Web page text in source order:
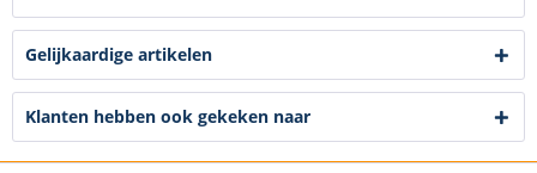
Gelijkaardige artikelen
Klanten hebben ook gekeken naar